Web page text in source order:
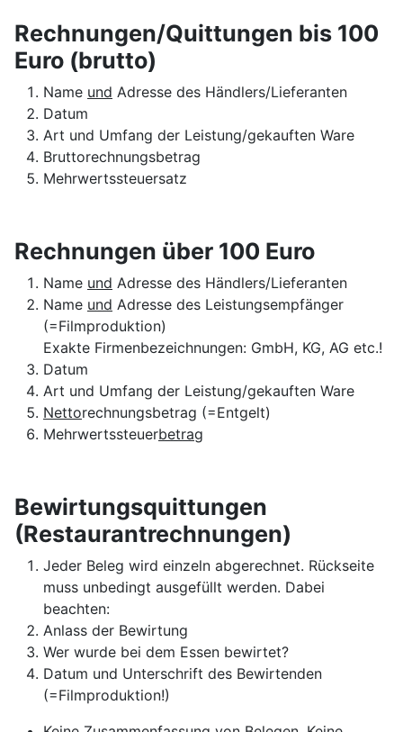
Rechnungen/Quittungen bis 100
Euro (brutto)
Name und Adresse des Händlers/Lieferanten
Datum
Art und Umfang der Leistung/gekauften Ware
Bruttorechnungsbetrag
Mehrwertssteuersatz
Rechnungen über 100 Euro
Name und Adresse des Händlers/Lieferanten
Name und Adresse des Leistungsempfänger
(=Filmproduktion)
Exakte Firmenbezeichnungen: GmbH, KG, AG etc.!
Datum
Art und Umfang der Leistung/gekauften Ware
Nettorechnungsbetrag (=Entgelt)
Mehrwertssteuerbetrag
Bewirtungsquittungen
(Restaurantrechnungen)
Jeder Beleg wird einzeln abgerechnet. Rückseite
muss unbedingt ausgefüllt werden. Dabei
beachten:
Anlass der Bewirtung
Wer wurde bei dem Essen bewirtet?
Datum und Unterschrift des Bewirtenden
(=Filmproduktion!)